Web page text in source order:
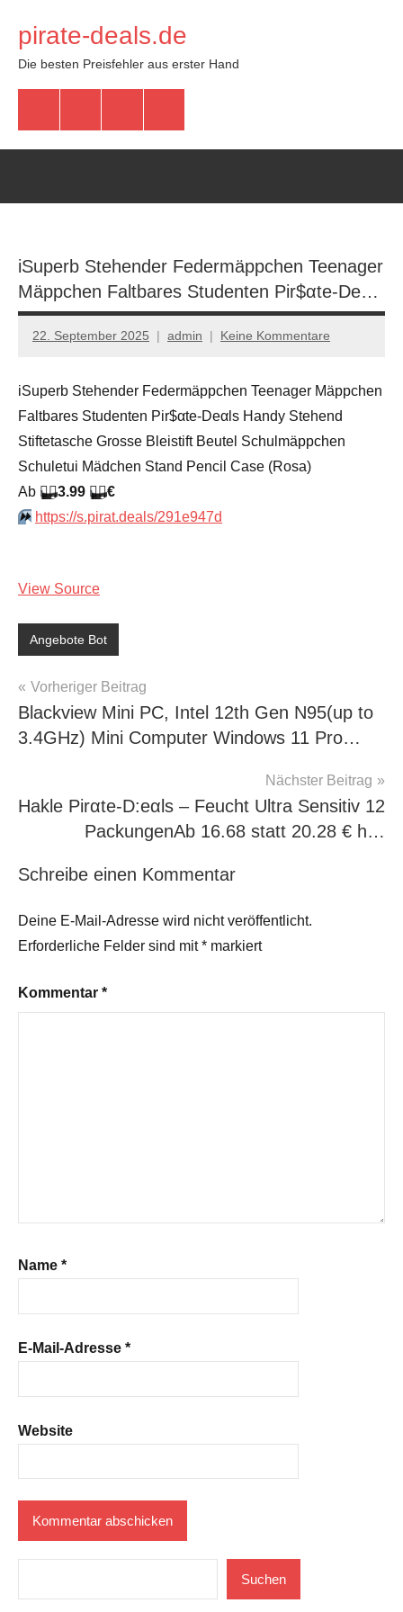
Inhalt
springen
pirate-deals.de
Die besten Preisfehler aus erster Hand
iSuperb Stehender Federmäppchen Teenager
Mäppchen Faltbares Studenten Pir$αtе-Dе…
22. September 2025 admin Keine Kommentare
iSuperb Stehender Federmäppchen Teenager Mäppchen
Faltbares Studenten Pir$αtе-Dеαls Handy Stehend
Stiftetasche Grosse Bleistift Beutel Schulmäppchen
Schuletui Mädchen Stand Pencil Case (Rosa)
Аb 🏴‍☠️3.99 🏴‍☠️€
⏩️ https://s.pirat.deals/291e947d
View Source
Angebote Bot
Beitragsnavigation
Vorheriger Beitrag
Blackview Mini PC, Intel 12th Gen N95(up to
3.4GHz) Mini Computer Windows 11 Pro…
Nächster Beitrag
Hakle Pirαtе-D:еαls – Feucht Ultra Sensitiv 12
PackungenАb 16.68 statt 20.28 € h…
Schreibe einen Kommentar
Deine E-Mail-Adresse wird nicht veröffentlicht.
Erforderliche Felder sind mit* markiert
Kommentar *
Name *
E-Mail-Adresse *
Website
Suchen